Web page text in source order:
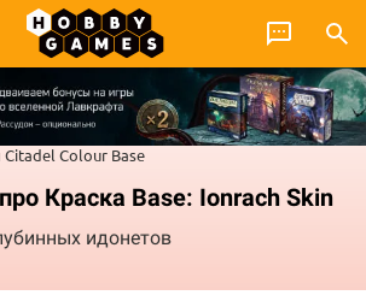
Citadel Colour Base
Краска Base: Ionrach Skin
идонетов